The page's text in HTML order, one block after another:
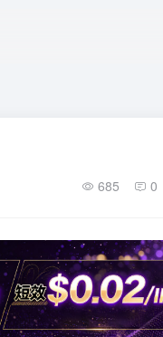
685 0